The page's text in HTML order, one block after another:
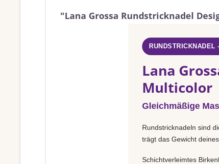
"Lana Grossa Rundstricknadel
RUNDSTRICKNADEL
Lana
Multicolor
Gleichmäßige
Rundstricknadeln sind
trägt das Gewicht
Schichtverleimtes